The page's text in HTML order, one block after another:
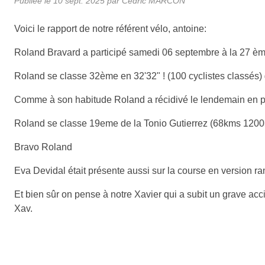
Voici le rapport de notre référent vélo, antoine:
Roland Bravard a participé samedi 06 septembre à la 27
Roland se classe 32ème en 32'32" ! (100 cyclistes
Comme à son habitude Roland a récidivé le lendemain en
Roland se classe 19eme de la Tonio Gutierrez (68kms
Bravo Roland
Eva Devidal était présente aussi sur la course en version
Et bien sûr on pense à notre Xavier qui a subit un grave
Xav.